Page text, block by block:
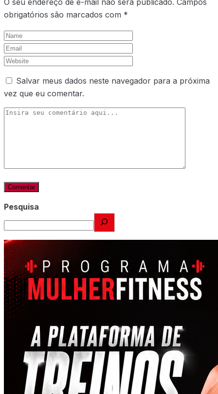
obrigatórios são marcados com *
Salvar meus dados neste navegador para a próxima
vez que eu comentar.
Pesquisa